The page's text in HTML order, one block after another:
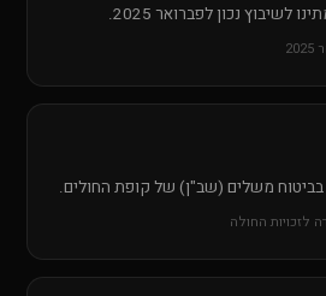
לשיבוץ נכון לפברואר 2025.
משלים (שב"ן) של קופת החולים.
לזכויות החולה